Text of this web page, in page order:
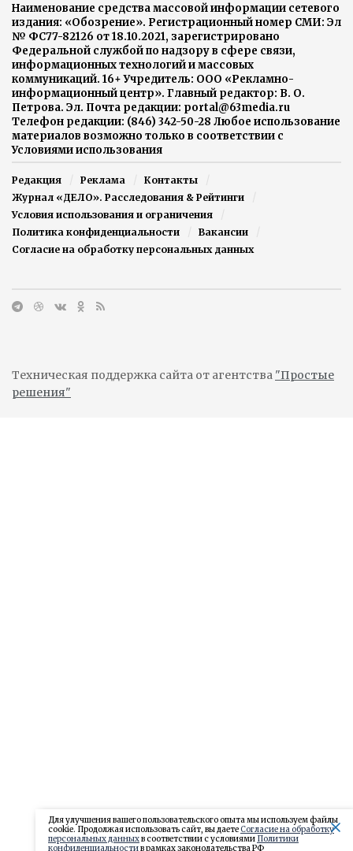
Наименование средства массовой информации сетевого
издания: «Обозрение». Регистрационный номер СМИ: Эл
№ ФС77-82126 от 18.10.2021, зарегистрировано
Федеральной службой по надзору в сфере связи,
информационных технологий и массовых
коммуникаций. 16+ Учредитель: ООО «Рекламно-
информационный центр». Главный редактор: В. О.
Петрова. Эл. Почта редакции: portal@63media.ru
Телефон редакции: (846) 342-50-28 Любое использование
материалов возможно только в соответствии с
Условиями использования
Редакция Реклама
Контакты
Журнал «ДЕЛО». Расследования & Рейтинги
Условия использования и ограничения
Политика конфиденциальности
Вакансии
Согласие на обработку персональных данных
Техническая поддержка сайта от агентства "Простые
решения"
Для улучшения вашего пользовательского опыта мы используем файлы
cookie. Продолжая использовать сайт, вы даетеСогласие на обработку
персональных данныхв соответствии с условиями Политики
конфиденциальностив рамках законодательства РФ